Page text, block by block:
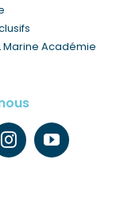
Marine Académie